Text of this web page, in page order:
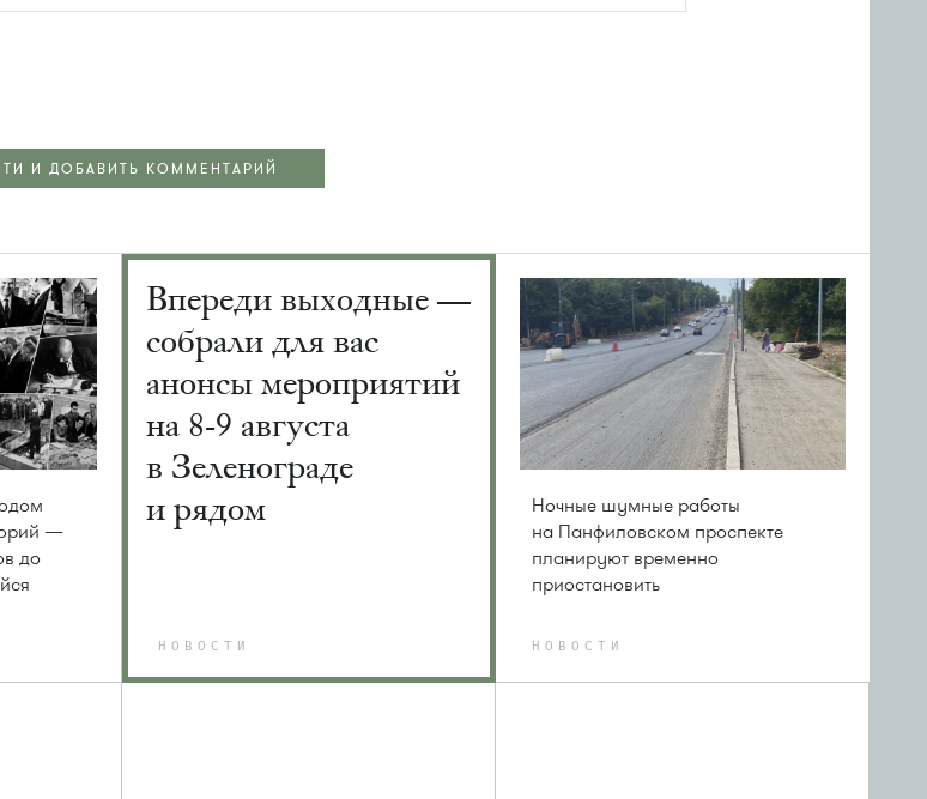
И ДОБАВИТЬ КОММЕНТАРИЙ
—
до
Впереди выходные —
собрали для вас
анонсы мероприятий
на 8-9 августа
в Зеленограде
и рядом
НОВОСТИ
Ночные шумные работы
на Панфиловском проспекте
планируют временно
приостановить
НОВОСТИ